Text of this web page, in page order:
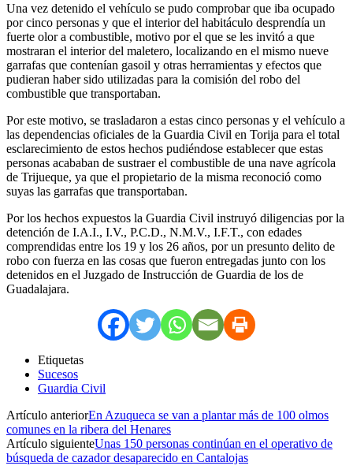
Una vez detenido el vehículo se pudo comprobar que iba ocupado
por cinco personas y que el interior del habitáculo desprendía un
fuerte olor a combustible, motivo por el que se les invitó a que
mostraran el interior del maletero, localizando en el mismo nueve
garrafas que contenían gasoil y otras herramientas y efectos que
pudieran haber sido utilizadas para la comisión del robo del
combustible que transportaban.
Por este motivo, se trasladaron a estas cinco personas y el vehículo a
las dependencias oficiales de la Guardia Civil en Torija para el total
esclarecimiento de estos hechos pudiéndose establecer que estas
personas acababan de sustraer el combustible de una nave agrícola
de Trijueque, ya que el propietario de la misma reconoció como
suyas las garrafas que transportaban.
Por los hechos expuestos la Guardia Civil instruyó diligencias por la
detención de I.A.I., I.V., P.C.D., N.M.V., I.F.T., con edades
comprendidas entre los 19 y los 26 años, por un presunto delito de
robo con fuerza en las cosas que fueron entregadas junto con los
detenidos en el Juzgado de Instrucción de Guardia de los de
Guadalajara.
Etiquetas
Sucesos
Guardia Civil
Artículo anteriorEn Azuqueca se van a plantar más de 100 olmos
comunes en la ribera del Henares
Artículo siguienteUnas 150 personas continúan en el operativo de
búsqueda de cazador desaparecido en Cantalojas